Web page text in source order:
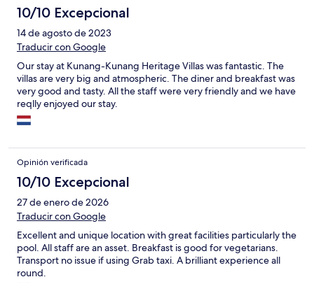
10/10 Excepcional
14 de agosto de 2023
Traducir con Google
Our stay at Kunang-Kunang Heritage Villas was fantastic. The
villas are very big and atmospheric. The diner and breakfast was
very good and tasty. All the staff were very friendly and we have
reqlly enjoyed our stay.
Opinión verificada
10/10 Excepcional
27 de enero de 2026
Traducir con Google
Excellent and unique location with great facilities particularly the
pool. All staff are an asset. Breakfast is good for vegetarians.
Transport no issue if using Grab taxi. A brilliant experience all
round.